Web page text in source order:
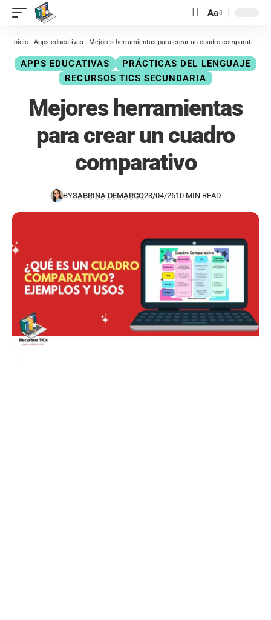
contenido Aa
Inicio - Apps educativas - Mejores herramientas para crear un cuadro comparativo
APPS EDUCATIVAS
PRÁCTICAS DEL LENGUAJE
RECURSOS TICS SECUNDARIA
Mejores herramientas
para crear un cuadro
comparativo
BYSABRINA DEMARCO23/04/2610 MIN READ